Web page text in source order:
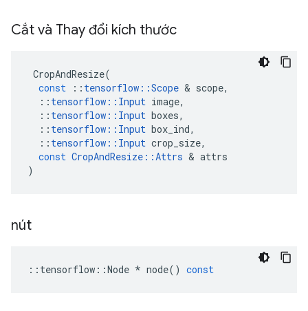
Cắt và Thay đổi kích thước
CropAndResize(
const
:: tensorflow ::Scope & scope,
:: tensorflow :: Input image,
:: tensorflow :: Input boxes,
:: tensorflow :: Input box_ind,
:: tensorflow :: Input crop_size,
const CropAndResize ::Attrs & attrs
)
nút
:: tensorflow ::Node * node() const